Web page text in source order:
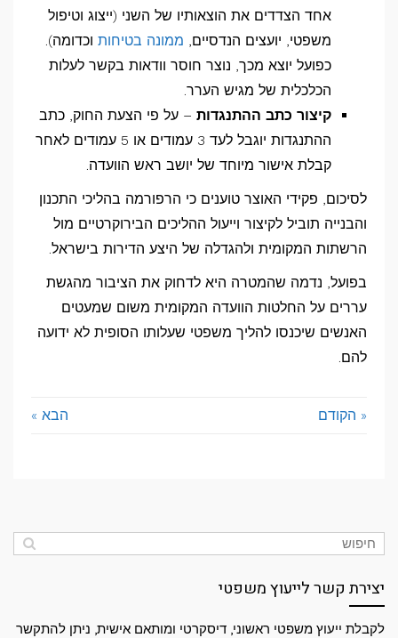
אחד הצדדים את הוצאותיו של השני (ייצוג וטיפול
משפטי, יועצים הנדסיים, ממונה בטיחות וכדומה).
כפועל יוצא מכך, נוצר חוסר וודאות בקשר לעלות
הכלכלית של מגיש הערר.
קיצור כתב ההתנגדות – על פי הצעת החוק, כתב
ההתנגדות יוגבל לעד 3 עמודים או 5 עמודים לאחר
קבלת אישור מיוחד של יושב ראש הוועדה.
לסיכום, פקידי האוצר טוענים כי הרפורמה בהליכי התכנון
והבנייה תוביל לקיצור וייעול ההליכים הבירוקרטיים מול
הרשתות המקומית ולהגדלה של היצע הדירות בישראל.
בפועל, נדמה שהמטרה היא לדחוק את הציבור מהגשת
עררים על החלטות הוועדה המקומית משום שמעטים
האנשים שיכנסו להליך משפטי שעלותו הסופית לא ידועה
להם.
« הקודם הבא »
יצירת קשר לייעוץ משפטי
לקבלת ייעוץ משפטי ראשוני, דיסקרטי ומותאם אישית, ניתן להתקשר